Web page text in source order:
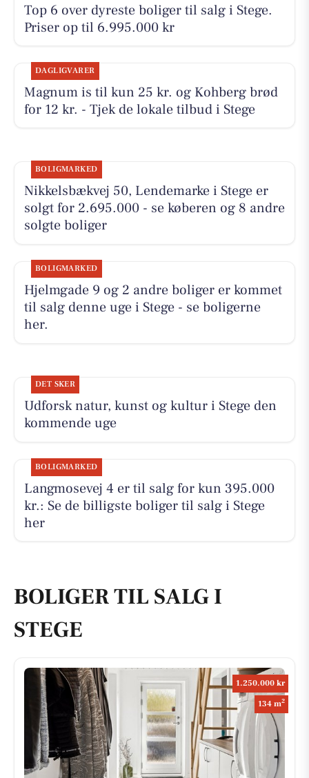
Top 6 over dyreste boliger til salg i Stege.
Priser op til 6.995.000 kr
DAGLIGVARER
Magnum is til kun 25 kr. og Kohberg brød
for 12 kr. - Tjek de lokale tilbud i Stege
BOLIGMARKED
Nikkelsbækvej 50, Lendemarke i Stege er
solgt for 2.695.000 - se køberen og 8 andre
solgte boliger
BOLIGMARKED
Hjelmgade 9 og 2 andre boliger er kommet
til salg denne uge i Stege - se boligerne
her.
DET SKER
Udforsk natur, kunst og kultur i Stege den
kommende uge
BOLIGMARKED
Langmosevej 4 er til salg for kun 395.000
kr.: Se de billigste boliger til salg i Stege
her
BOLIGER TIL SALG I
STEGE
1.250.000 kr
134 m2